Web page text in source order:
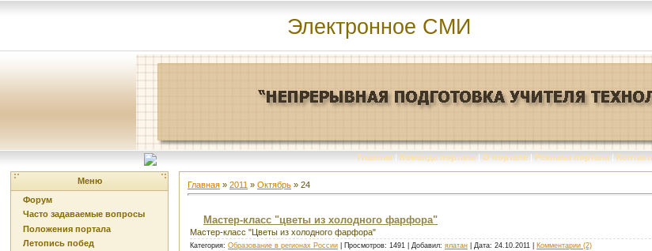
Электронное СМИ
Главная | Команда портала | О портале | Реклама портала |
Меню
Форум
Часто задаваемые вопросы
Положения портала
Летопись побед
Главная » 2011 » Октябрь » 24
Мастер-класс "цветы из холодного фарфора"
Мастер-класс "Цветы из холодного фарфора"
Категория: Образование в регионах России | Просмотров: 1491 | Добавил: ялатан | Дата: 24.10.2011 Комментарии (2)